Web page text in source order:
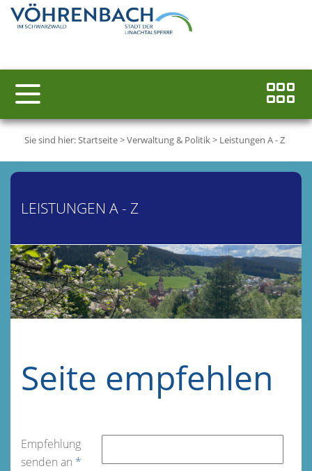
Sie sind hier:Startseite>Verwaltung & Politik> Leistungen A - Z
LEISTUNGEN A - Z
Seite empfehlen
Empfehlung
senden an *